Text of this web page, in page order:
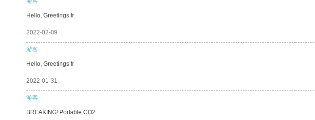
Hello, Greetings fr
2022-02-09
游客
Hello, Greetings fr
2022-01-31
游客
BREAKING! Portable CO2